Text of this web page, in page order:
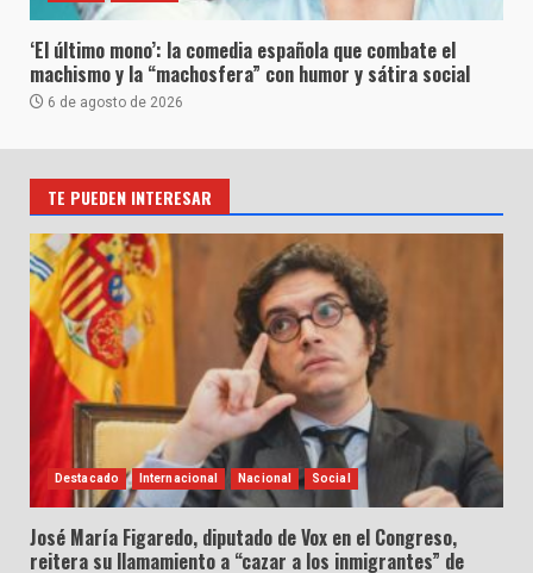
‘El último mono’: la comedia española que combate el
machismo y la “machosfera” con humor y sátira social
6 de agosto de 2026
TE PUEDEN INTERESAR
Destacado Internacional Nacional Social
José María Figaredo, diputado de Vox en el Congreso,
reitera su llamamiento a “cazar a los inmigrantes” de